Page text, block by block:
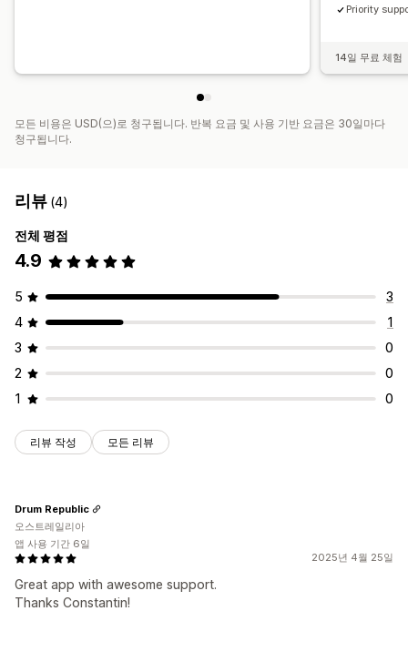
Priority
14일 무료 체험
모든 비용은 USD(으)로 청구됩니다. 반복 요금 및 사용 기반 요금은 30일마다
청구됩니다.
리뷰 (4)
전체 평점
4.9
5
3
4
1
3
0
2
0
1
0
리뷰 작성 모든 리뷰
2025년 4월 25일
Great app with awesome support.
Thanks Constantin!
Drum Republic
오스트레일리아
앱 사용 기간 6일